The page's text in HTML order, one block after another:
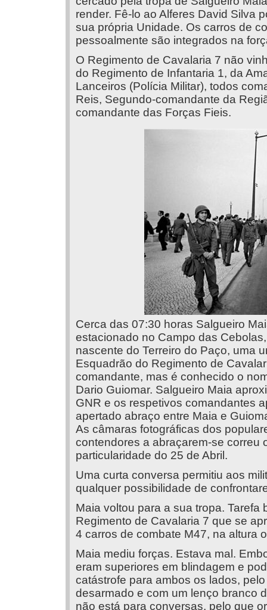
render. Fê-lo ao Alferes David Silva
sua própria Unidade. Os carros de
pessoalmente são integrados na
O Regimento de Cavalaria 7 não
do Regimento de Infantaria 1, da
Lanceiros (Polícia Militar), todos
Reis, Segundo-comandante da
comandante das Forças Fieis.
Cerca das 07:30 horas Salgueiro
estacionado no Campo das
nascente do Terreiro do Paço, uma
Esquadrão do Regimento de
comandante, mas é conhecido o
Dario Guiomar. Salgueiro Maia
GNR e os respetivos comandantes
apertado abraço entre Maia e
As câmaras fotográficas dos
contendores a abraçarem-se correu
particularidade do 25 de Abril.
Uma curta conversa permitiu aos
qualquer possibilidade de
Maia voltou para a sua tropa.
Regimento de Cavalaria 7 que se
4 carros de combate M47, na altura
Maia mediu forças. Estava mal.
eram superiores em blindagem e
catástrofe para ambos os lados,
desarmado e com um lenço branco
não está para conversas, pelo que